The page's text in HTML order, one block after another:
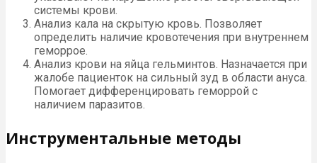
системы крови.
Анализ кала на скрытую кровь. Позволяет
определить наличие кровотечения при внутреннем
геморрое.
Анализ крови на яйца гельминтов. Назначается при
жалобе пациенток на сильный зуд в области ануса.
Помогает дифференцировать геморрой с
наличием паразитов.
Инструментальные методы